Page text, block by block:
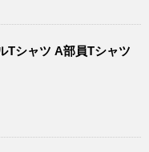
Tシャツ A部員Tシャツ